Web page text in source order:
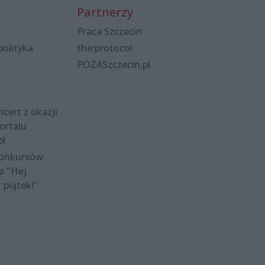
z okazji
"Hej
piątek!"
Partnerzy
Praca Szczecin
the:protocol
POZASzczecin.pl